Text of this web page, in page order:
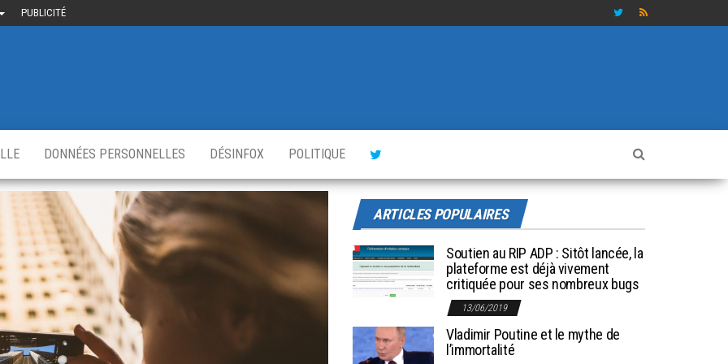
PUBLICITÉ
DONNÉES PERSONNELLES DÉSINFOX POLITIQUE
ARTICLES POPULAIRES
Soutien au RIP ADP : Sitôt lancée, la
plateforme est déjà vivement
critiquée pour ses nombreux bugs
13/06/2019
Vladimir Poutine et le mythe de
l’immortalité